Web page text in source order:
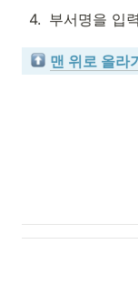
4. 부서명을 입
맨 위로 올라